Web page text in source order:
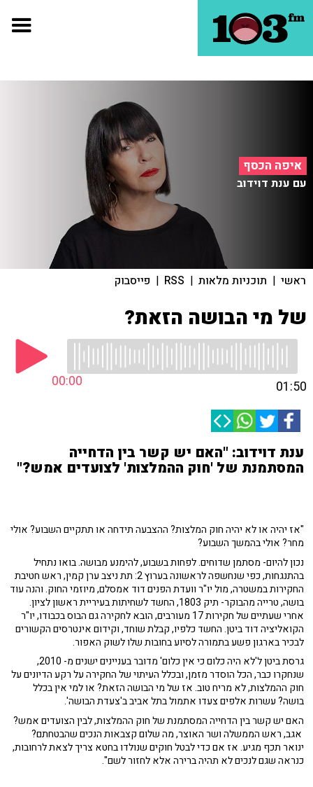
איפה הכסף
עם ענת דוידוב
ראשי | תוכניות מלאות |
RSS
| פייסבוק
של מי הבושה הזאת?
00:00 01:50
ענת דוידוב: "האם יש קשר בין הדחייה
המסתמנת של 'חוק ההמלצות' לצועדים אמש?"
"אז יהיה או לא יהיה חוק המלצות? ההצבעה תידחה או תתקיים השבוע? אולי
מחר? אולי בהמשך השבוע?
נכון להיום- מסתמן שדוחים. לפחות בשבוע, להימנע מבושה. בואו נתחיל
בהתנגחות, כפי שנחשפה לראשונה בערוץ 2: תת ניצב ערן קמין, ראש חטיבת
החקירות במשטרה, מול יו"ר וועדת הפנים דוד אמסלם, מיוזמי החוק. והנה עוד
בושה, טרייה מהבוקר- תיק 1803, החשד לשחיתות בעיריית ראשון לציון.
אחרי שעתיים של חקירות 17 מעורבים, הובא לחקירה גם הבוס בכבודו, יו"ר
הקואליציה דוד ביטן. החשד כלפיו, קבלת שוחד, וקידום אינטרסים הקשורים
לבכיר בארגון פשע בתמורה לסיוע בחובות שלו לשוק האפור.
גרסת ביטן ל'לא היה כלום כי אין כלום' מדובר בעניינים ישנים מ- 2010,
שנחקרו כבר, הכל הוסדר מזמן, ובכלל העיתוי של החקירה על רקע הדיונים על
חוק ההמלצות, לא מריח טוב. אז של מי הבושה הזאת? או למי אין בכלל
בושה? עשרות אלפים צעדו אתמול בתל אביב ב'צעדת הבושה'.
האם יש קשר בין הדחייה המסתמנת של חוק ההמלצות, לבין הצועדים אמש?
אגב, ראש הממשלה ושר האוצר, מה שלום קצבאות הנכים שהבטחתם?
ינואר תכף מגיע. אז אם כדי לבטל חוקים שנולדו בחטא צריך לצאת לרחובות,
כנראה שגם לנכים לא תהיה ברירה אלא לחזור לשם".